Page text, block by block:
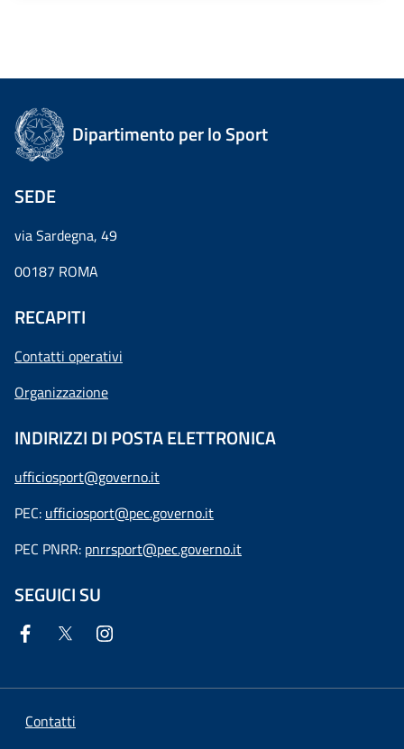
Dipartimento per lo Sport
SEDE
via Sardegna, 49
00187 ROMA
RECAPITI
Contatti operativi
Organizzazione
INDIRIZZI DI POSTA ELETTRONICA
ufficiosport@governo.it
PEC: ufficiosport@pec.governo.it
PEC PNRR: pnrrsport@pec.governo.it
SEGUICI SU
Contatti